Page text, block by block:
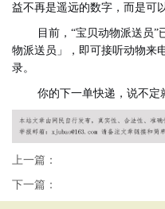
益不再是遥远的数字，而是可
目前，“宝贝动物派送员
物派送员」，即可接听动物来
录。
你的下一单快递，说不定
上一篇：
下一篇：